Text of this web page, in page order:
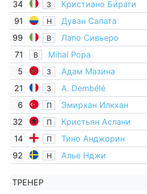
34 З Кристиано Бираги
91 Н Дуван Сапата
99 В
Лапо Сивьеро
71
В
Mihai Popa
5
З
Адам Мазина
21
З
A. Dembélé
6
П
Эмирхан Илкхан
32
П
Кристьян Аслани
14
П
Тино Анджорин
92
Н Алье Нджи
ТРЕНЕР